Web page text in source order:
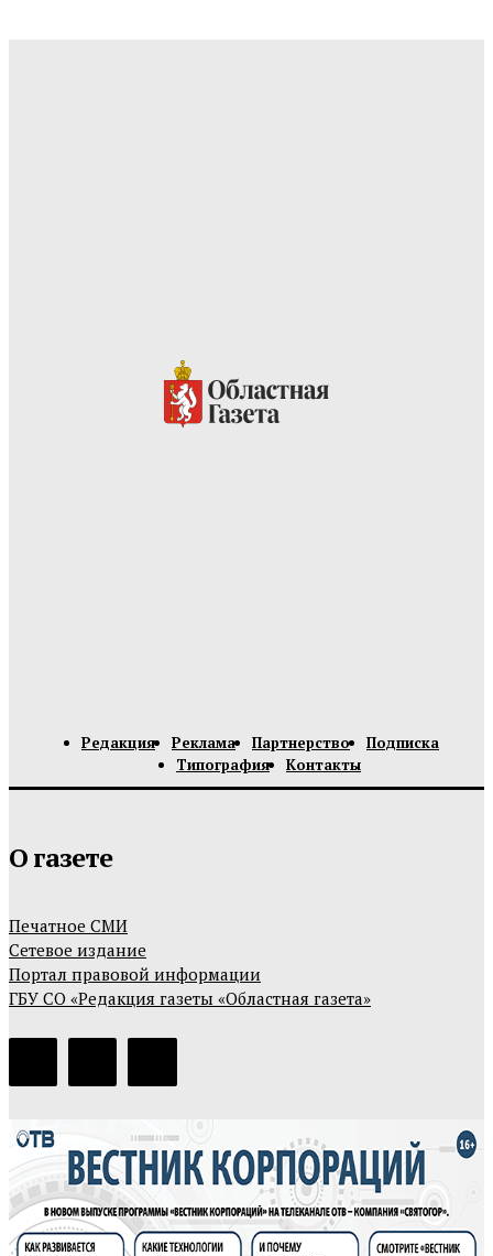
Редакция Реклама Партнерство
Подписка
Типография
Контакты
О газете
Печатное СМИ
Сетевое издание
Портал правовой информации
ГБУ СО «Редакция газеты «Областная газета»